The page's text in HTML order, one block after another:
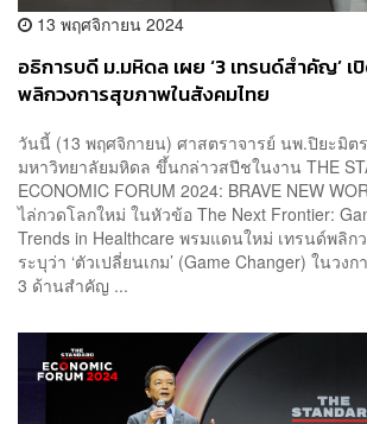
13 พฤศจิกายน 2024
อธิการบดี ม.มหิดล เผย ‘3 เทรนด์สำคัญ’
พลิกวงการสุขภาพในสังคมไทย
วันนี้ (13 พฤศจิกายน) ศาสตราจารย์ นพ.ปิยะมิต
มหาวิทยาลัยมหิดล ขึ้นกล่าวสปีชในงาน THE
ECONOMIC FORUM 2024: BRAVE NEW
ไล่กวดโลกใหม่ ในหัวข้อ The Next Frontier:
Trends in Healthcare พรมแดนใหม่ เทรนด์พลิก
ระบุว่า ‘ตัวเปลี่ยนเกม’ (Game Changer) ในว
3 ด้านสำคัญ ...